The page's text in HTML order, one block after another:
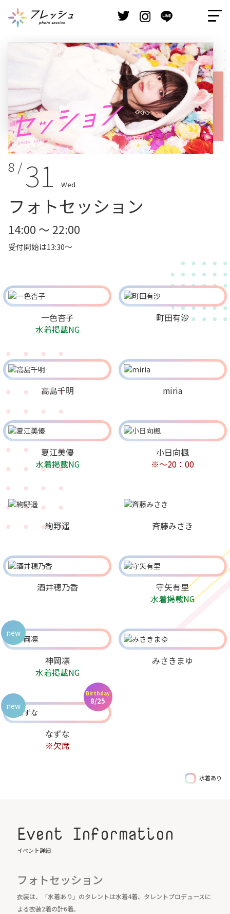
8 / 31 Wed
フォトセッション
14:00 ～ 22:00
受付開始は13:30～
一色杏子
水着掲載NG
町田有沙
高島千明 miria
夏江美優
水着掲載NG
小日向楓
※～20：00
絢野遥 斉藤みさき
酒井穂乃香
Birthday
8/25
守矢有里
水着掲載NG
神岡凛
水着掲載NG
new
みさきまゆ
なずな
※欠席
new
水着あり
Event Information
イベント詳細
フォトセッション
衣装は、「水着あり」のタレントは水着4着、タレントプロデュースに
よる衣装2着の計6着。